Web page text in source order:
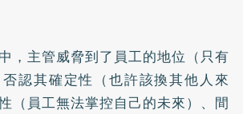
，主管威脅到了員工的地位（只有
認其確定性（也許該換其他人來
（員工無法掌控自己的未來）、間